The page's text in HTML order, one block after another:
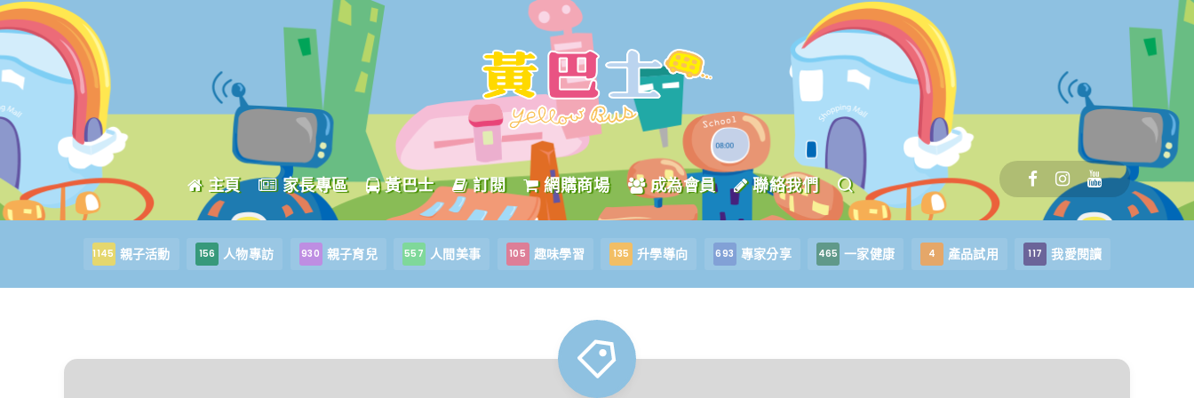
主頁 家長專區 黃巴士 訂閱 網購商場 成為會員 聯絡我們
1145 親子活動 156 人物專訪 930 親子育兒 557 人間美事 105 趣味學習 135 升學導向 693 專家分享 465 一家健康 4 產品試用 117 我愛閱讀